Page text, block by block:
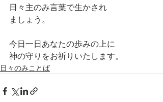
日々主のみ言葉で生かされ
ましょう。
今日一日あなたの歩みの上に
神の守りをお祈りいたします。
日々のみことば